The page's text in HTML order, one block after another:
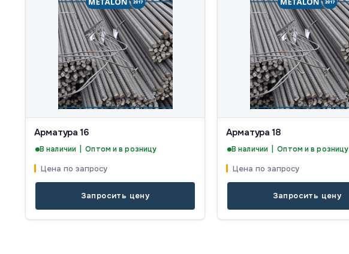
Арматура 16
В наличии | Оптом и в розницу
Цена по запросу
Запросить цену
Арматура 18
В наличии | Оптом и в розницу
Цена по запросу
Запросить цену